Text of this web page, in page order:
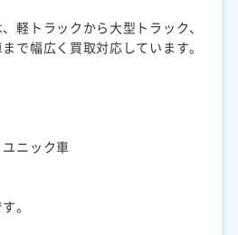
軽トラックから大型トラック、
で幅広く買取対応しています。
ニック車
。